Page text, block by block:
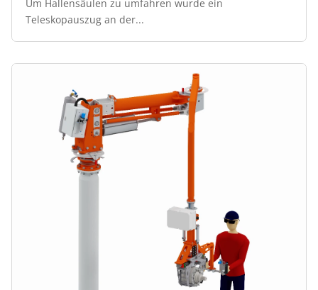
Um Hallensäulen zu umfahren wurde ein
Teleskopauszug an der...